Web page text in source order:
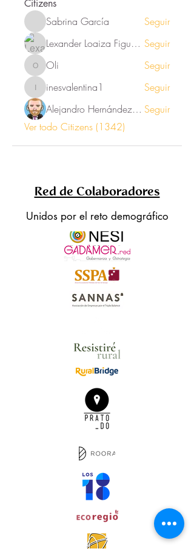
Citizens
Sabrina García
Seguir
Lexander Loaiza Figueroa Seguir
Oli Oli Seguir
inesvalentina1
inesvalentina1
Seguir
Alejandro Hernández Renner Seguir
Ver todo Citizens (1342)
Red de Colaboradores
Unidos por el reto demográfico